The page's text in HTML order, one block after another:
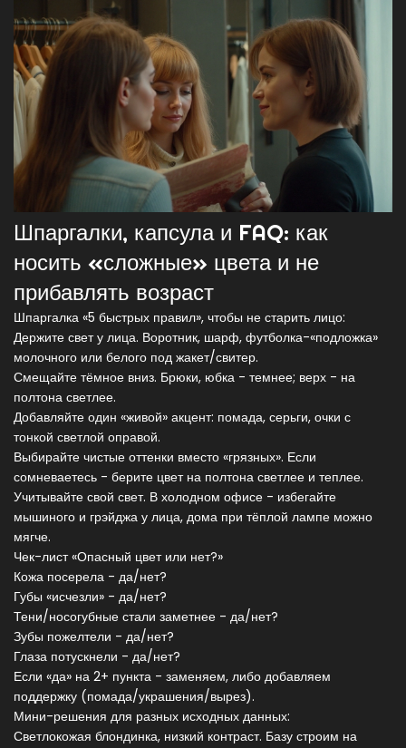
Шпаргалки, капсула и FAQ: как
носить «сложные» цвета и не
прибавлять возраст
Шпаргалка «5 быстрых правил», чтобы не старить лицо:
Держите свет у лица. Воротник, шарф, футболка-«подложка»
молочного или белого под жакет/свитер.
Смещайте тёмное вниз. Брюки, юбка - темнее; верх - на
полтона светлее.
Добавляйте один «живой» акцент: помада, серьги, очки с
тонкой светлой оправой.
Выбирайте чистые оттенки вместо «грязных». Если
сомневаетесь - берите цвет на полтона светлее и теплее.
Учитывайте свой свет. В холодном офисе - избегайте
мышиного и грэйджа у лица, дома при тёплой лампе можно
мягче.
Чек-лист «Опасный цвет или нет?»
Кожа посерела - да/нет?
Губы «исчезли» - да/нет?
Тени/носогубные стали заметнее - да/нет?
Зубы пожелтели - да/нет?
Глаза потускнели - да/нет?
Если «да» на 2+ пункта - заменяем, либо добавляем
поддержку (помада/украшения/вырез).
Мини-решения для разных исходных данных:
Светлокожая блондинка, низкий контраст. Базу строим на